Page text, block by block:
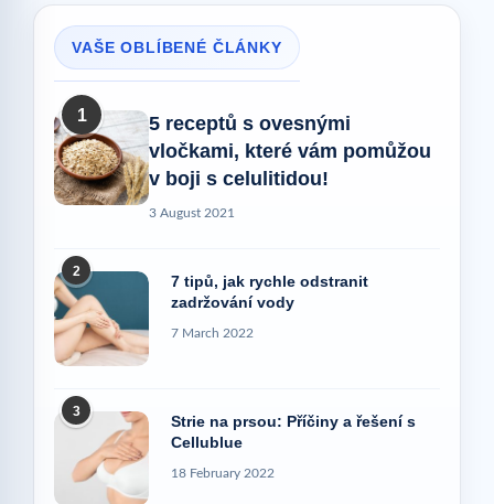
VAŠE OBLÍBENÉ ČLÁNKY
1
5 receptů s ovesnými
vločkami, které vám pomůžou
v boji s celulitidou!
3 August 2021
2
7 tipů, jak rychle odstranit
zadržování vody
7 March 2022
3
Strie na prsou: Příčiny a řešení s
Cellublue
18 February 2022